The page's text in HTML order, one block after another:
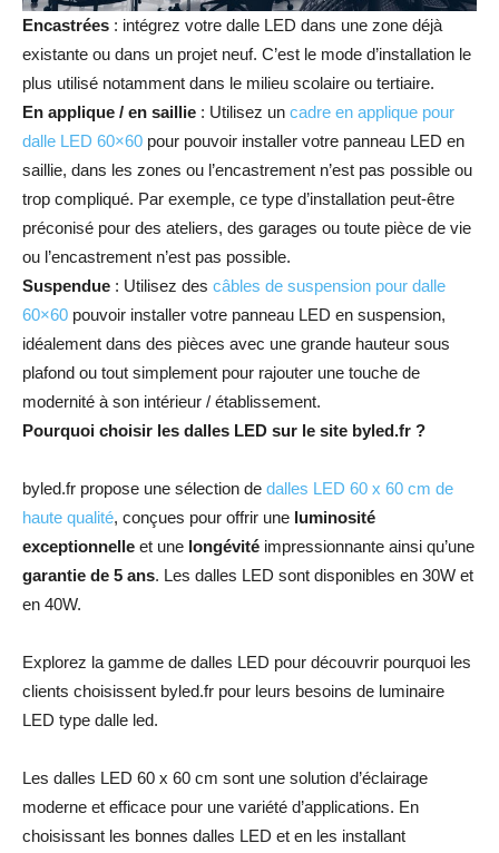
Encastrées : intégrez votre dalle LED dans une zone déjà
existante ou dans un projet neuf. C’est le mode d’installation le
plus utilisé notamment dans le milieu scolaire ou tertiaire.
En applique / en saillie : Utilisez un cadre en applique pour
dalle LED 60×60 pour pouvoir installer votre panneau LED en
saillie, dans les zones ou l’encastrement n’est pas possible ou
trop compliqué. Par exemple, ce type d’installation peut-être
préconisé pour des ateliers, des garages ou toute pièce de vie
ou l’encastrement n’est pas possible.
Suspendue : Utilisez des câbles de suspension pour dalle
60×60 pouvoir installer votre panneau LED en suspension,
idéalement dans des pièces avec une grande hauteur sous
plafond ou tout simplement pour rajouter une touche de
modernité à son intérieur / établissement.
Pourquoi choisir les dalles LED sur le site byled.fr ?
byled.fr propose une sélection de dalles LED 60 x 60 cm de
haute qualité, conçues pour offrir une luminosité
exceptionnelle et une longévité impressionnante ainsi qu’une
garantie de 5 ans. Les dalles LED sont disponibles en 30W et
en 40W.
Explorez la gamme de dalles LED pour découvrir pourquoi les
clients choisissent byled.fr pour leurs besoins de luminaire
LED type dalle led.
Les dalles LED 60 x 60 cm sont une solution d’éclairage
moderne et efficace pour une variété d’applications. En
choisissant les bonnes dalles LED et en les installant